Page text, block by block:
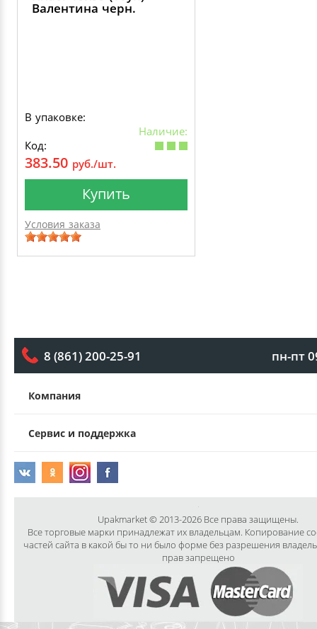
Валентина черн.
В упаковке:
Наличие:
Код:
383.50 руб./шт.
Купить
Условия заказа
8 (861) 200-25-91 пн-пт
Компания
Сервис и поддержка
Upakmarket © 2013-2026 Все права защищены.
Все торговые марки принадлежат их владельцам. Копирование
частей сайта в какой бы то ни было форме без разрешения
прав запрещено